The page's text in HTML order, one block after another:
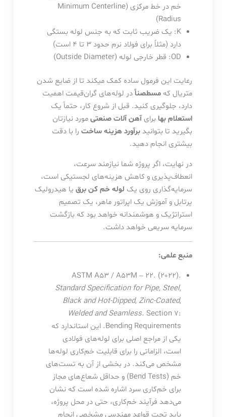
خم در خط مرکزی (Minimum Centerline
Radius)
K: یک ضریب ثابت که به جنس لوله بستگی
دارد (مثلاً برای فولاد نرم حدود 3 تا 4 است)
OD: قطر خارجی لوله (Outside Diameter)
رعایت این فرمول ساده کمک میکند تا از ضایع شدن
متریال که مسطصناًدر لوله‌های گران‌قیمت اهمیت
دارد، جلوگیری کنید. قبل از شروع کار، حتماً یک
استعلام بهابرای آهن آلات صنعتیمورد نیازتان
بگیرید تا بتوانید برآورد هزینه ساخترا با دقت
بیشتری انجام دهید.
در نهایت، اگر پروژه شما نیازمند سرعت،
انعطاف‌پذیری و کاهش هزینه‌های لجستیکی است،
سرمایه‌گذاری روی یک لوله خم کن برقیا هیدرولیک
پرتابل و آموزش یک اپراتور ماهر، یک تصمیم
استراتژیک و هوشمندانه خواهد بود که بازگشت
سرمایه سریعی خواهد داشت.
منبع علمی:
ASTM A53 / A53M – 22. (2022).
Standard Specification for Pipe, Steel,
Black and Hot-Dipped, Zinc-Coated,
Welded and Seamless. Section 7:
Bending Requirements. این استاندارد که
یکی از مراجع اصلی برای لوله‌های فولادی
است، الزاماتی را برای قابلیت خم‌کاری لوله‌ها
مشخص می‌کند. در بخشی از آن به تست‌های
خم (Bend Tests) و حداقل شعاع‌های مجاز
برای خم‌کاری سرد اشاره شده است که نشان
می‌دهد فرآیند خم‌کاری، حتی در محل پروژه،